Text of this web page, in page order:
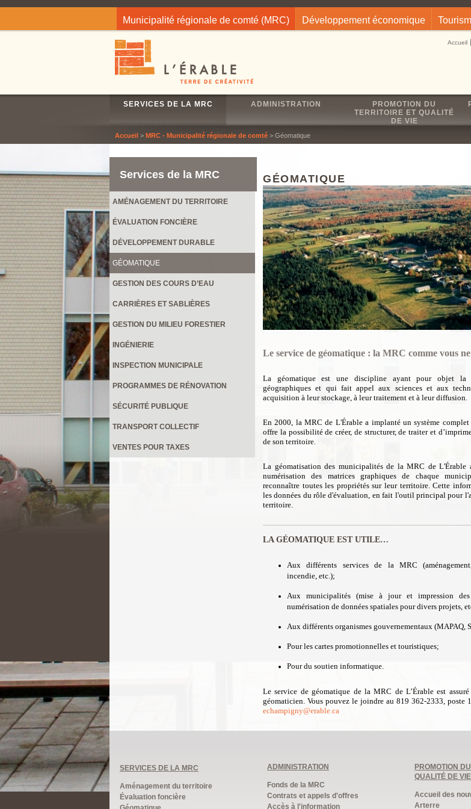
Municipalité régionale de comté (MRC) Développement économique
Accueil
SERVICES DE LA MRC ADMINISTRATION
PROMOTION DU
TERRITOIRE ET QUALITÉ
DE VIE
Accueil> MRC - Municipalité régionale de comté> Géomatique
GÉOMATIQUE
Le service de géomatique : la MRC comme vous
La géomatique est une discipline ayant pour objet la
géographiques et qui fait appel aux sciences et aux
acquisition à leur stockage, à leur traitement et à leur diffusion.
En 2000, la MRC de L'Érable a implanté un système
offre la possibilité de créer, de structurer, de traiter et
de son territoire.
La géomatisation des municipalités de la MRC de L'Érable
numérisation des matrices graphiques de chaque
reconnaître toutes les propriétés sur leur territoire. Cette
les données du rôle d'évaluation, en fait l'outil principal pour
territoire.
LA GÉOMATIQUE EST UTILE…
Aux différents services de la MRC
incendie, etc.);
Aux municipalités (mise à jour et impression des
numérisation de données spatiales pour divers projets,
Aux différents organismes gouvernementaux (MAPAQ,
Pour les cartes promotionnelles et touristiques;
Pour du soutien informatique.
Le service de géomatique de la MRC de L’Érable est
géomaticien. Vous pouvez le joindre au 819 362-2333, poste
echampigny@erable.ca
Services de la MRC
AMÉNAGEMENT DU TERRITOIRE
ÉVALUATION FONCIÈRE
DÉVELOPPEMENT DURABLE
GÉOMATIQUE
GESTION DES COURS D’EAU
CARRIÈRES ET SABLIÈRES
GESTION DU MILIEU FORESTIER
INGÉNIERIE
INSPECTION MUNICIPALE
PROGRAMMES DE RÉNOVATION
SÉCURITÉ PUBLIQUE
TRANSPORT COLLECTIF
VENTES POUR TAXES
SERVICES DE LA MRC
Aménagement du territoire
Évaluation foncière
ADMINISTRATION
Fonds de la MRC
Contrats et appels d'offres
Accès à l'information
PROMOTION
QUALITÉ DE VIE
Accueil des
Arterre